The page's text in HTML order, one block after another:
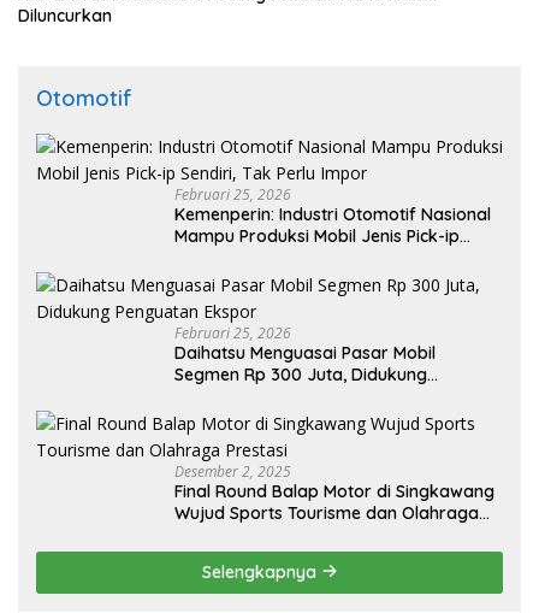
Diluncurkan
Otomotif
Februari 25, 2026
Kemenperin: Industri Otomotif Nasional
Mampu Produksi Mobil Jenis Pick-ip
Februari 25, 2026
Daihatsu Menguasai Pasar Mobil
Segmen Rp 300 Juta, Didukung
Desember 2, 2025
Final Round Balap Motor di Singkawang
Wujud Sports Tourisme dan Olahraga
Selengkapnya